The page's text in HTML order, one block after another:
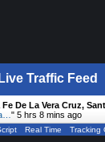
Live Traffic Feed
Fe De La Vera Cruz,
" 5 hrs 8 mins ago
Real Time Tracking